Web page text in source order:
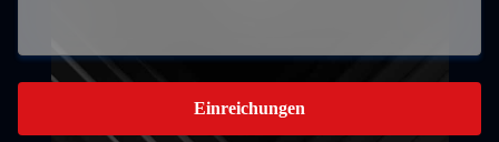
Einreichungen